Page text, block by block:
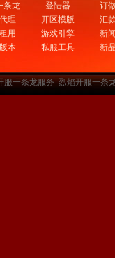
条龙
理
用
本
登陆器
开区模版
游戏引擎
私服工具
订
汇
新
新
一条龙服务_烈焰开服一条